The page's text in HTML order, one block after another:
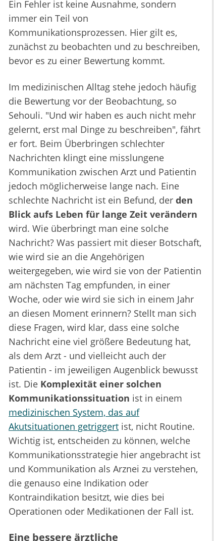
Ein Fehler ist keine Ausnahme, sondern
immer ein Teil von
Kommunikationsprozessen. Hier gilt es,
zunächst zu beobachten und zu beschreiben,
bevor es zu einer Bewertung kommt.
Im medizinischen Alltag stehe jedoch häufig
die Bewertung vor der Beobachtung, so
Sehouli. "Und wir haben es auch nicht mehr
gelernt, erst mal Dinge zu beschreiben", fährt
er fort. Beim Überbringen schlechter
Nachrichten klingt eine misslungene
Kommunikation zwischen Arzt und Patientin
jedoch möglicherweise lange nach. Eine
schlechte Nachricht ist ein Befund, der den
Blick aufs Leben für lange Zeit verändern
wird. Wie überbringt man eine solche
Nachricht? Was passiert mit dieser Botschaft,
wie wird sie an die Angehörigen
weitergegeben, wie wird sie von der Patientin
am nächsten Tag empfunden, in einer
Woche, oder wie wird sie sich in einem Jahr
an diesen Moment erinnern? Stellt man sich
diese Fragen, wird klar, dass eine solche
Nachricht eine viel größere Bedeutung hat,
als dem Arzt - und vielleicht auch der
Patientin - im jeweiligen Augenblick bewusst
ist. Die Komplexität einer solchen
Kommunikationssituation ist in einem
medizinischen System, das auf
Akutsituationen getriggert ist, nicht Routine.
Wichtig ist, entscheiden zu können, welche
Kommunikationsstrategie hier angebracht ist
und Kommunikation als Arznei zu verstehen,
die genauso eine Indikation oder
Kontraindikation besitzt, wie dies bei
Operationen oder Medikationen der Fall ist.
Eine bessere ärztliche